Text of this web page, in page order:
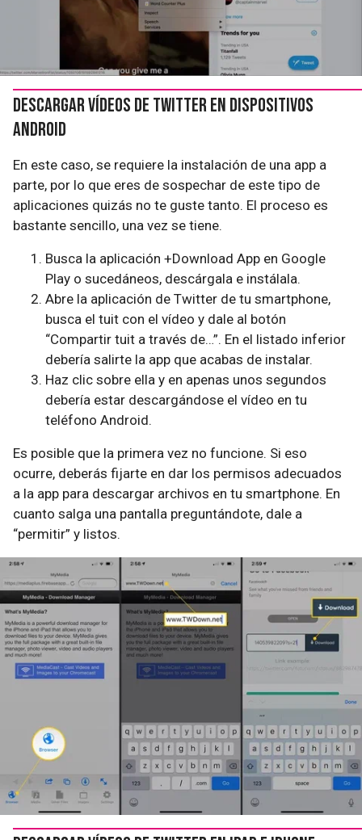
Descargar vídeos de Twitter en dispositivos
Android
En este caso, se requiere la instalación de una app a
parte, por lo que eres de sospechar de este tipo de
aplicaciones quizás no te guste tanto. El proceso es
bastante sencillo, una vez se tiene.
Busca la aplicación +Download App en Google
Play o sucedáneos, descárgala e instálala.
Abre la aplicación de Twitter de tu smartphone,
busca el tuit con el vídeo y dale al botón
“Compartir tuit a través de…”. En el listado inferior
debería salirte la app que acabas de instalar.
Haz clic sobre ella y en apenas unos segundos
debería estar descargándose el vídeo en tu
teléfono Android.
Es posible que la primera vez no funcione. Si eso
ocurre, deberás fijarte en dar los permisos adecuados
a la app para descargar archivos en tu smartphone. En
cuanto salga una pantalla preguntándote, dale a
“permitir” y listos.